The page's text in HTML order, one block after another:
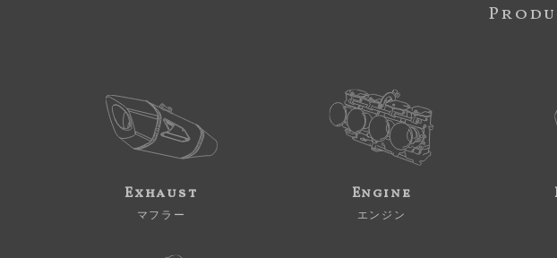
Exhaust
マフラー
Engine
エンジン